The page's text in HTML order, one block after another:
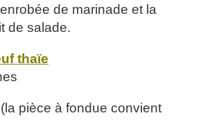
de marinade et la
de salade.
thaïe
pièce à fondue convient